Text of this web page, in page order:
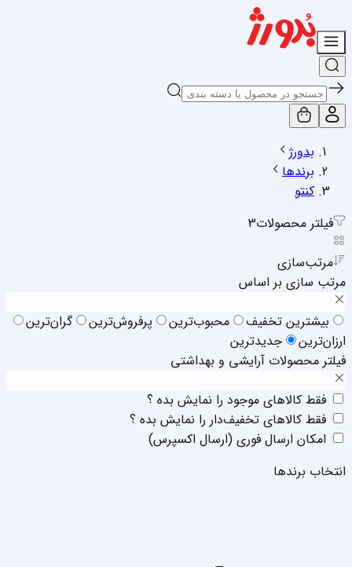
بدورژ
برندها
کنتو
فیلتر محصولات3
مرتب‌سازی
مرتب سازی بر اساس
بیشترین تخفیف
محبوب‌ترین پرفروش‌ترین
گران‌ترین
ارزان‌ترین
جدیدترین
فیلتر محصولات آرایشی و بهداشتی
فقط‌ کالا‌‌های موجود را نمایش بده ؟
فقط‌ کالا‌‌های تخفیف‌دار را نمایش بده ؟
امکان ارسال فوری (ارسال اکسپرس)
انتخاب برند‌ها